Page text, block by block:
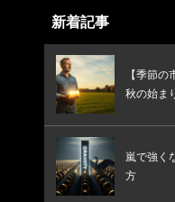
新着記事
【季節
秋の始ま
嵐で強く
方